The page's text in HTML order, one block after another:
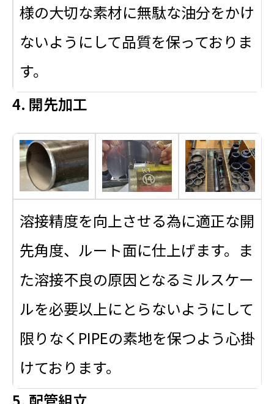
様の大切な素材に無駄な油分をかけ
ないようにして品質を保っておりま
す。
4. 開先加工
溶接精度を向上させる為に適正な開
先角度、ルート面に仕上げます。ま
た溶接不良の原因となるミルスケー
ルを必要以上にとらないようにして
限りなくPIPEの素地を保つよう心掛
けております。